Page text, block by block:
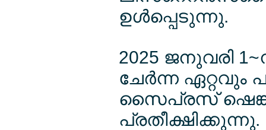
ഉള്‍പ്പെടുന്നു.
2025 ജനുവരി
ചേര്‍ന്ന ഏറ്റവും
സൈപ്രസ്